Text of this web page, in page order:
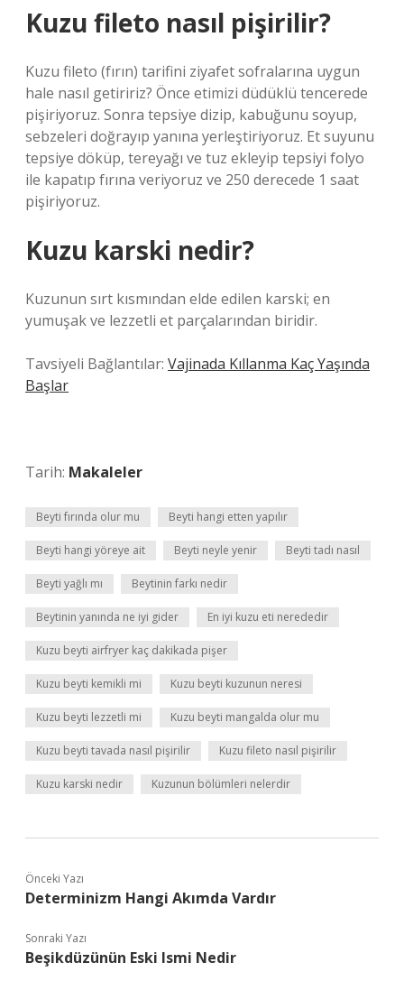
Kuzu fileto nasıl pişirilir?
Kuzu fileto (fırın) tarifini ziyafet sofralarına uygun
hale nasıl getiririz? Önce etimizi düdüklü tencerede
pişiriyoruz. Sonra tepsiye dizip, kabuğunu soyup,
sebzeleri doğrayıp yanına yerleştiriyoruz. Et suyunu
tepsiye döküp, tereyağı ve tuz ekleyip tepsiyi folyo
ile kapatıp fırına veriyoruz ve 250 derecede 1 saat
pişiriyoruz.
Kuzu karski nedir?
Kuzunun sırt kısmından elde edilen karski; en
yumuşak ve lezzetli et parçalarından biridir.
Tavsiyeli Bağlantılar: Vajinada Kıllanma Kaç Yaşında
Başlar
Tarih: Makaleler
Beyti fırında olur mu Beyti hangi etten yapılır
Beyti hangi yöreye ait Beyti neyle yenir Beyti tadı nasıl
Beyti yağlı mı Beytinin farkı nedir
Beytinin yanında ne iyi gider En iyi kuzu eti nerededir
Kuzu beyti airfryer kaç dakikada pişer
Kuzu beyti kemikli mi Kuzu beyti kuzunun neresi
Kuzu beyti lezzetli mi Kuzu beyti mangalda olur mu
Kuzu beyti tavada nasıl pişirilir Kuzu fileto nasıl pişirilir
Kuzu karski nedir Kuzunun bölümleri nelerdir
Önceki Yazı
Determinizm Hangi Akımda Vardır
Sonraki Yazı
Beşikdüzünün Eski Ismi Nedir